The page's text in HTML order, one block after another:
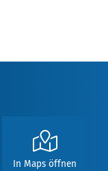
In Maps öffnen